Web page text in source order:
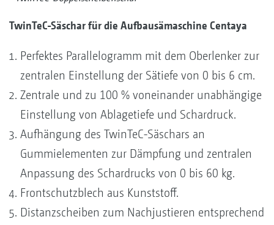
TwinTeC-Säschar für die Aufbausämaschine Centaya
Perfektes Parallelogramm mit dem Oberlenker zur
zentralen Einstellung der Sätiefe von 0 bis 6 cm.
Zentrale und zu 100 % voneinander unabhängige
Einstellung von Ablagetiefe und Schardruck.
Aufhängung des TwinTeC-Säschars an
Gummielementen zur Dämpfung und zentralen
Anpassung des Schardrucks von 0 bis 60 kg.
Frontschutzblech aus Kunststoff.
Distanzscheiben zum Nachjustieren entsprechend